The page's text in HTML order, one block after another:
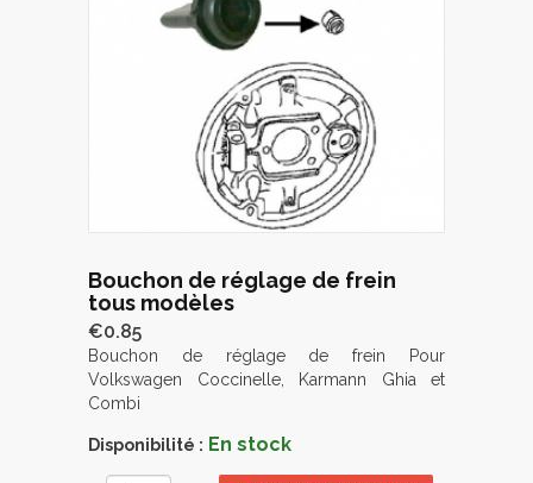
Bouchon de réglage de frein
tous modèles
€0.85
Bouchon de réglage de frein Pour
Volkswagen Coccinelle, Karmann Ghia et
Combi
Disponibilité : En stock